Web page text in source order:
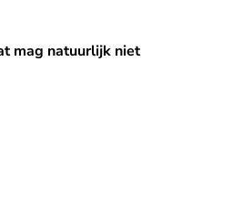
natuurlijk niet helpen'
mag natuurlijk niet